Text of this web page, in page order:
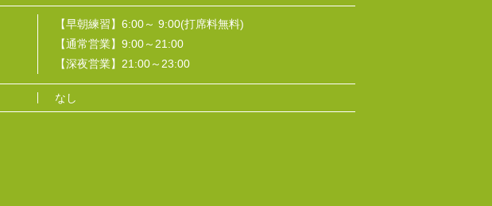
【早朝練習】6:00～ 9:00(打席料無料)
【通常営業】9:00～21:00
【深夜営業】21:00～23:00
なし